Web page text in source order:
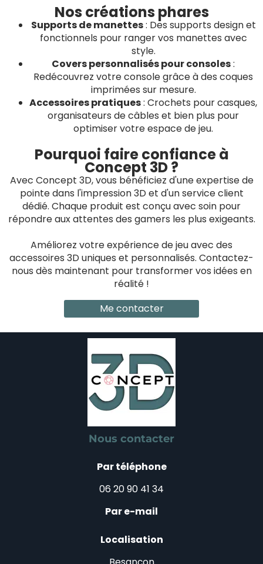
Nos créations phares
Supports de manettes: Des supports design et
fonctionnels pour ranger vos manettes avec
style.
Covers personnalisés pour consoles:
Redécouvrez votre console grâce à des coques
imprimées sur mesure.
Accessoires pratiques: Crochets pour casques,
organisateurs de câbles et bien plus pour
optimiser votre espace de jeu.
Pourquoi faire confiance à
Concept 3D ?
Avec Concept 3D, vous bénéficiez d'une expertise de
pointe dans l'impression 3D et d'un service client
dédié. Chaque produit est conçu avec soin pour
répondre aux attentes des gamers les plus exigeants.
Améliorez votre expérience de jeu avec des
accessoires 3D uniques et personnalisés. Contactez-
nous dès maintenant pour transformer vos idées en
réalité !
Me contacter
Nous contacter
Par téléphone
06 20 90 41 34
Par e-mail
Localisation